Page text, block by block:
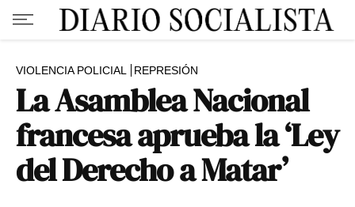
VIOLENCIA POLICIAL REPRESIÓN
La Asamblea Nacional
francesa aprueba la ‘Ley
del Derecho a Matar’